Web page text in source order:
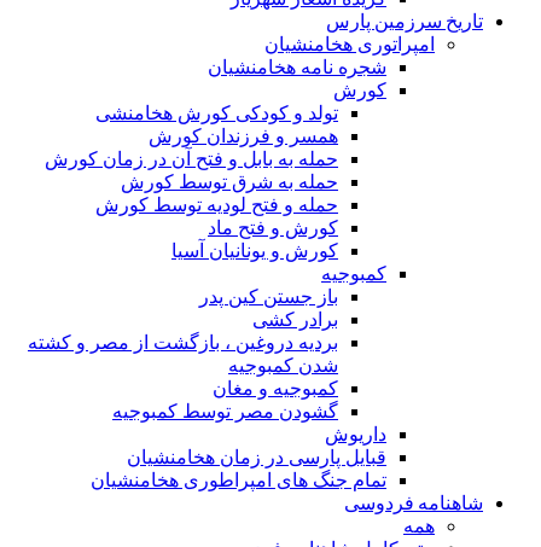
تاریخ سرزمین پارس
امپراتوری هخامنشیان
شجره نامه هخامنشیان
کورش
تولد و کودکی کورش هخامنشی
همسر و فرزندان کورش
حمله به بابل و فتح آن در زمان کورش
حمله به شرق توسط کورش
حمله و فتح لودیه توسط کورش
کورش و فتح ماد
کورش و یونانیان آسیا
کمبوجیه
باز جستن کین پدر
برادر کشی
بردیه دروغین ، بازگشت از مصر و کشته
شدن کمبوجیه
کمبوجیه و مغان
گشودن مصر توسط کمبوجیه
داریوش
قبایل پارسی در زمان هخامنشیان
تمام جنگ های امپراطوری هخامنشیان
شاهنامه فردوسی
همه